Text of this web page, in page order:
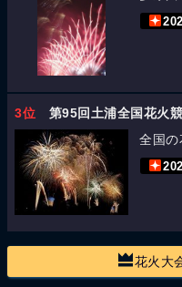
3位 第95回土浦全国花火
全国の
花火大